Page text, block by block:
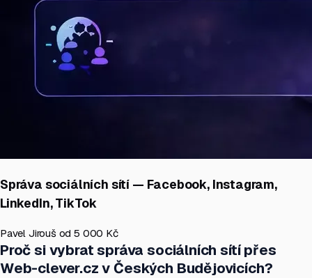
Správa sociálních sítí — Facebook, Instagram,
LinkedIn, TikTok
Pavel Jirouš od 5 000 Kč
Proč si vybrat správa sociálních sítí přes
Web-clever.cz v Českých Budějovicích?